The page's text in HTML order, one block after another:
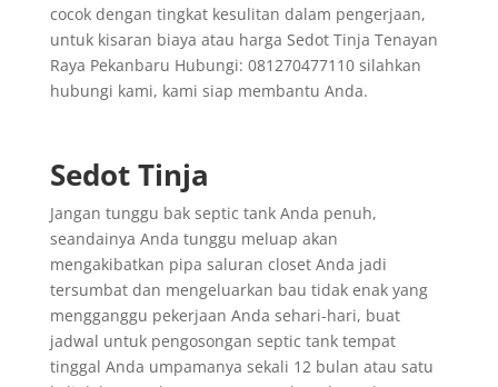
cocok dengan tingkat kesulitan dalam pengerjaan,
untuk kisaran biaya atau harga Sedot Tinja Tenayan
Raya Pekanbaru Hubungi: 081270477110 silahkan
hubungi kami, kami siap membantu Anda.
Sedot Tinja
Jangan tunggu bak septic tank Anda penuh,
seandainya Anda tunggu meluap akan
mengakibatkan pipa saluran closet Anda jadi
tersumbat dan mengeluarkan bau tidak enak yang
mengganggu pekerjaan Anda sehari-hari, buat
jadwal untuk pengosongan septic tank tempat
tinggal Anda umpamanya sekali 12 bulan atau satu